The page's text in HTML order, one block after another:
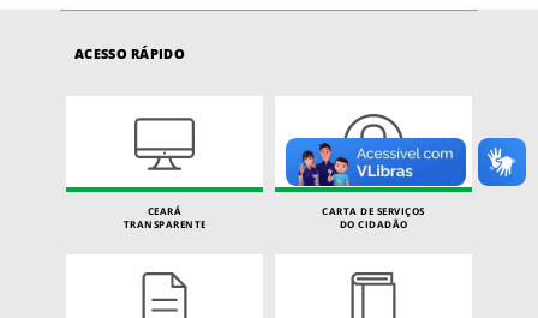
ACESSO RÁPIDO
CEARÁ
TRANSPARENTE
CARTA DE SERVIÇOS
DO CIDADÃO